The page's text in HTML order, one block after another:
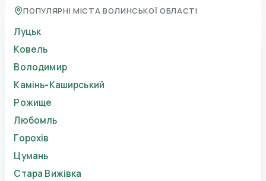
ПОПУЛЯРНІ МІСТА ВОЛИНСЬКОЇ ОБЛАСТІ
Луцьк
Ковель
Володимир
Камінь-Каширський
Рожище
Любомль
Горохів
Цумань
Стара Вижівка